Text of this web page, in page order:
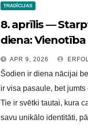
TRADĪCIJAS
8. aprīlis —
diena:
debesīm
APR 9, 2026
Šodien ir diena nācijai
ir visa pasaule, bet
Tie ir svētki tautai, kura
savu unikālo identitāti,